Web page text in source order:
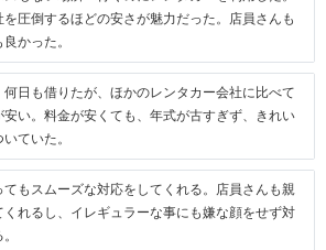
を圧倒するほどの安さが魅力だった。店員さんも
かった。
何日も借りたが、ほかのレンタカー会社に比べて
安い。料金が安くても、年式が古すぎず、きれい
ていた。
てもスムーズな対応をしてくれる。店員さんも親
くれるし、イレギュラーな事にも嫌な顔をせず対